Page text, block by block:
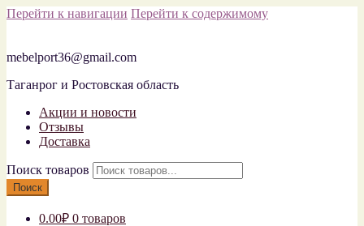
Перейти к навигации Перейти к содержимому
mebelport36@gmail.com
Таганрог и Ростовская область
Акции и новости
Отзывы
Доставка
Поиск товаров
Поиск
0.00₽ 0 товаров